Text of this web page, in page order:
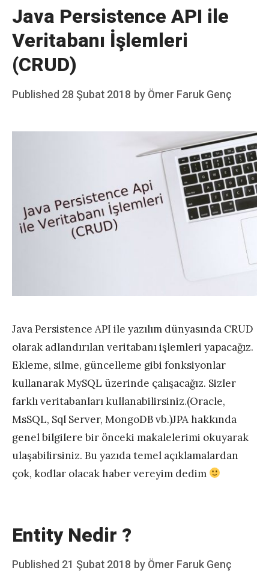
Java Persistence API ile
Veritabanı İşlemleri
(CRUD)
Posted
Published 28 Şubat 2018 byÖmer Faruk Genç
Java Persistence API ile yazılım dünyasında CRUD
olarak adlandırılan veritabanı işlemleri yapacağız.
Ekleme, silme, güncelleme gibi fonksiyonlar
kullanarak MySQL üzerinde çalışacağız. Sizler
farklı veritabanları kullanabilirsiniz.(Oracle,
MsSQL, Sql Server, MongoDB vb.)JPA hakkında
genel bilgilere bir önceki makalelerimi okuyarak
ulaşabilirsiniz. Bu yazıda temel açıklamalardan
çok, kodlar olacak haber vereyim dedim
Entity Nedir ?
Posted
Published 21 Şubat 2018 byÖmer Faruk Genç